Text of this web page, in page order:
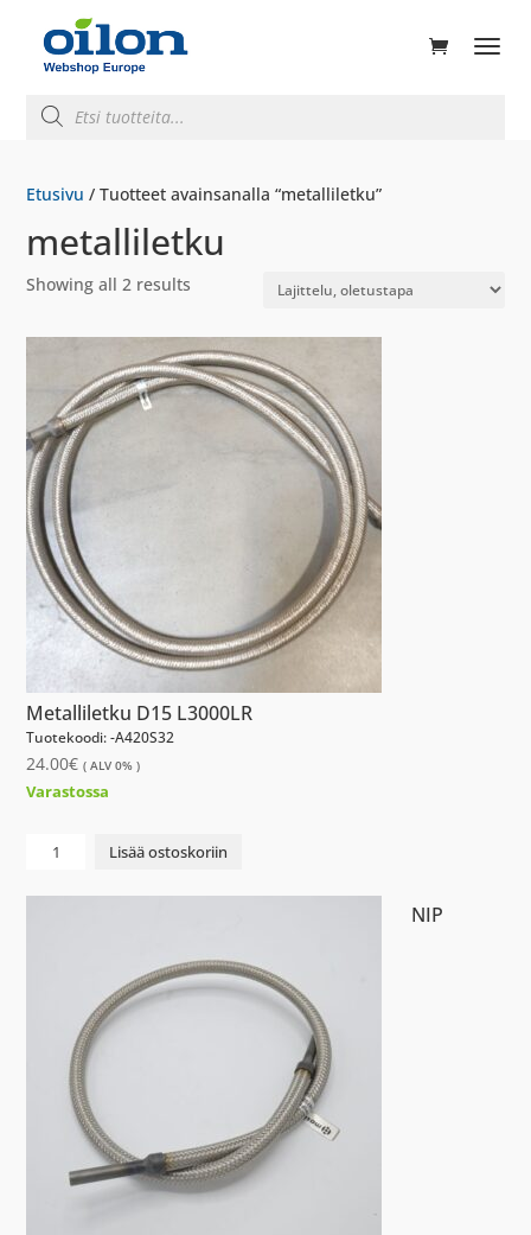
search
Etusivu / Tuotteet avainsanalla “metalliletku”
metalliletku
Showing all 2 results
Metalliletku D15 L3000LR
Tuotekoodi: -A420S32
24.00€ ( ALV 0% )
Varastossa
Metalliletku
L3000LR
Lisää ostoskoriin
NIP